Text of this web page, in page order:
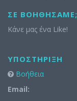
ΣΕ ΒΟΗΘΉΣΑΜΕ;
Κάνε μας ένα Like!
ΥΠΟΣΤΉΡΙΞΗ
Βοήθεια
Email: